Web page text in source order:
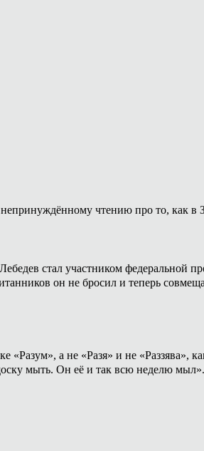
чтению про то, как в
стал участником федеральной
он не бросил и теперь
а не «Разя» и не «Раззява»,
мыть. Он её и так всю неделю